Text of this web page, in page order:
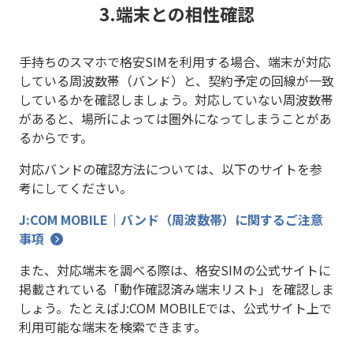
3.端末との相性確認
手持ちのスマホで格安SIMを利用する場合、端末が対応
している周波数帯（バンド）と、契約予定の回線が一致
しているかを確認しましょう。対応していない周波数帯
があると、場所によっては圏外になってしまうことがあ
るからです。
対応バンドの確認方法については、以下のサイトを参
考にしてください。
J:COM MOBILE｜バンド（周波数帯）に関するご注意
事項
また、対応端末を調べる際は、格安SIMの公式サイトに
掲載されている「動作確認済み端末リスト」を確認しま
しょう。たとえばJ:COM MOBILEでは、公式サイト上で
利用可能な端末を検索できます。